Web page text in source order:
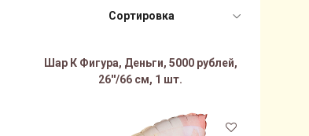
Шар К Фигура, Деньги, 5000 рублей,
26''/66 см, 1 шт.